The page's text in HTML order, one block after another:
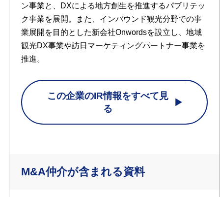
ン事業と、DXによる地方創生を推進するパブリテッ
ク事業を展開。また、インバウンド観光分野での事
業展開を目的とした新会社Onwordsを設立し、地域
観光DX事業や訪日マーケティングパートナー事業を
推進。
この企業のIR情報をすべて見
る
M&A仲介が含まれる資料